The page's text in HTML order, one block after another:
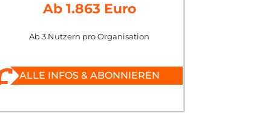
Ab 1.863 Euro
Ab 3 Nutzern pro Organisation
ALLE INFOS & ABONNIEREN